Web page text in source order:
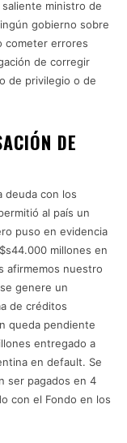
ministro de
gobierno sobre
cometer errores
de corregir
de privilegio o de
DE
deuda con los
al país un
puso en evidencia
millones en
afirmemos nuestro
genere un
de créditos
queda pendiente
entregado a
en default. Se
ser pagados en 4
con el Fondo en los